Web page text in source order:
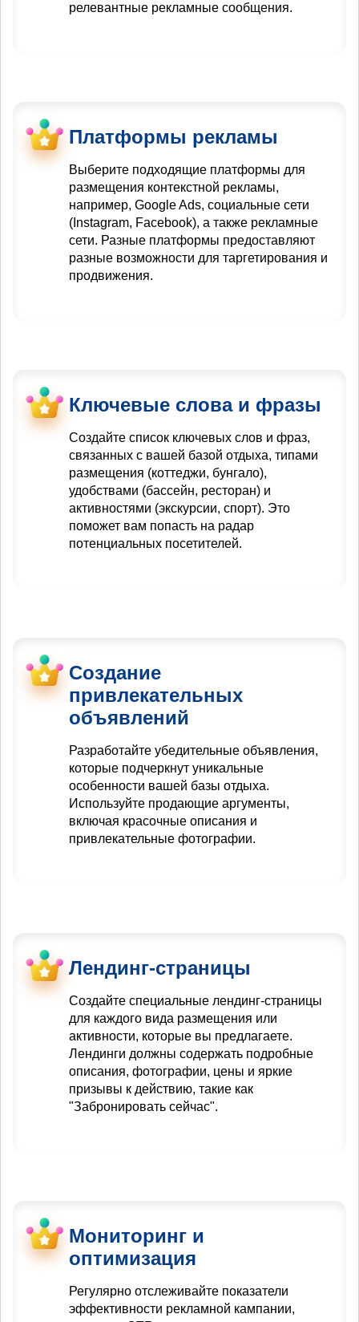
релевантные рекламные сообщения.
Платформы рекламы
Выберите подходящие платформы для
размещения контекстной рекламы,
например, Google Ads, социальные сети
(Instagram, Facebook), а также рекламные
сети. Разные платформы предоставляют
разные возможности для таргетирования и
продвижения.
Ключевые слова и фразы
Создайте список ключевых слов и фраз,
связанных с вашей базой отдыха, типами
размещения (коттеджи, бунгало),
удобствами (бассейн, ресторан) и
активностями (экскурсии, спорт). Это
поможет вам попасть на радар
потенциальных посетителей.
Создание
привлекательных
объявлений
Разработайте убедительные объявления,
которые подчеркнут уникальные
особенности вашей базы отдыха.
Используйте продающие аргументы,
включая красочные описания и
привлекательные фотографии.
Лендинг-страницы
Создайте специальные лендинг-страницы
для каждого вида размещения или
активности, которые вы предлагаете.
Лендинги должны содержать подробные
описания, фотографии, цены и яркие
призывы к действию, такие как
"Забронировать сейчас".
Мониторинг и
оптимизация
Регулярно отслеживайте показатели
эффективности рекламной кампании,